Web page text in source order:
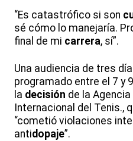
“Es catastrófico si son
sé cómo lo manejaría.
final de mi carrera, sí”.
Una audiencia de tres
programado entre el 7 y
la decisión de la
Internacional del Tenis.,
“cometió violaciones
antidopaje”.